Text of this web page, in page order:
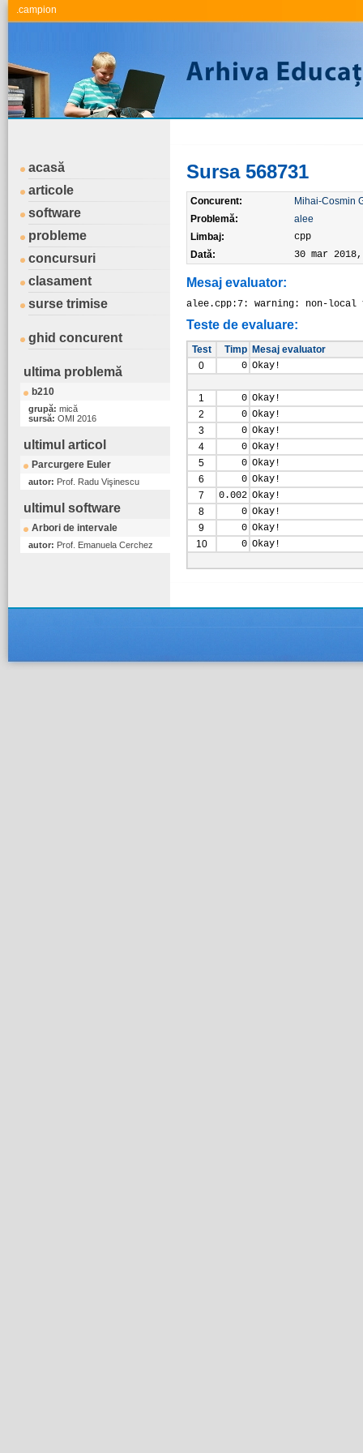
.campion
acasă
articole
software
probleme
concursuri
clasament
surse trimise
ghid concurent
ultima problemă
b210
grupă: mică
sursă: OMI 2016
ultimul articol
Parcurgere Euler
autor: Prof. Radu Vişinescu
ultimul software
Arbori de intervale
autor: Prof. Emanuela Cerchez
Sursa 568731
Concurent:
Mihai-Cosmin
Problemă:
alee
Limbaj:
cpp
Dată:
30 mar
Mesaj evaluator:
alee.cpp:7: warning: non-local
Teste de evaluare:
Test Timp Mesaj evaluator
0
0 Okay!
1 0 Okay!
2
0 Okay!
3
0 Okay!
4
0 Okay!
5
0 Okay!
6
0 Okay!
7
0.002 Okay!
8
0 Okay!
9
0 Okay!
10
0 Okay!